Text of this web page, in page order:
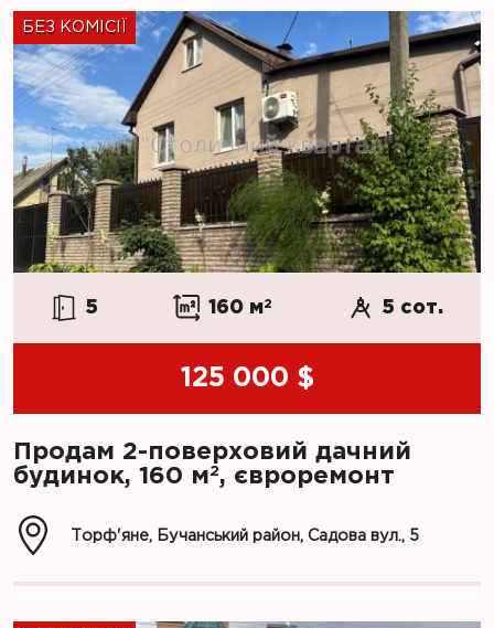
БЕЗ КОМІСІЇ
5 160 м2 5 сот.
125 000 $
Продам 2-поверховий дачний
будинок, 160 м2, євроремонт
Торф'яне, Бучанський район, Садова вул., 5